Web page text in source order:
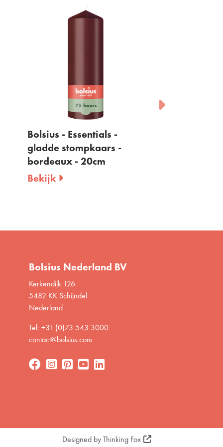
Bolsius - Essentials -
gladde stompkaars -
bordeaux - 20cm
Bekijk
Bolsius Nederland BV
Kerkendijk 126
5482 KK Schijndel
Nederland
Tel: +31 (0)73 543 3000
contact@bolsius.com
Designed byThinking Fox